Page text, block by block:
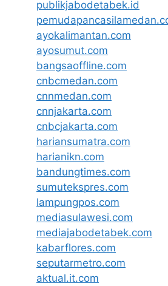
publikjabodetabek.id
ayokalimantan.com
ayosumut.com
bangsaoffline.com
cnbcmedan.com
cnnmedan.com
cnnjakarta.com
cnbcjakarta.com
hariansumatra.com
harianikn.com
bandungtimes.com
sumutekspres.com
lampungpos.com
mediasulawesi.com
mediajabodetabek.com
kabarflores.com
seputarmetro.com
aktual.it.com